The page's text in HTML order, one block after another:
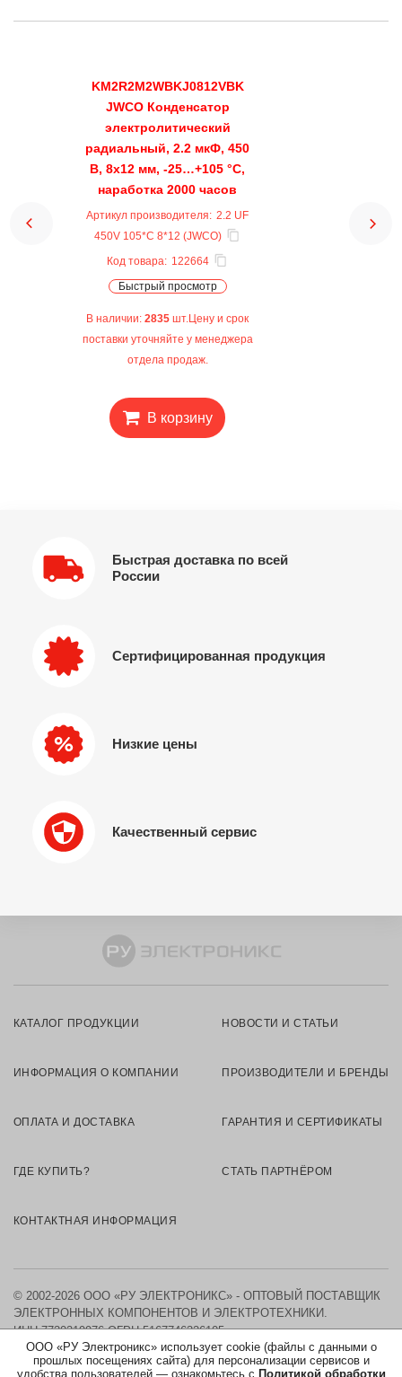
KM2R2M2WBKJ0812VBK
JWCO Конденсатор
электролитический
радиальный, 2.2 мкФ, 450
В, 8х12 мм, -25…+105 °C,
наработка 2000 часов
Артикул производителя: 2.2 UF
450V 105*C 8*12 (JWCO)
Код товара: 122664
Быстрый просмотр
В наличии: 2835 шт.Цену и срок
поставки уточняйте у менеджера
отдела продаж.
В корзину
Быстрая доставка по всей
России
Сертифицированная продукция
Низкие цены
Качественный сервис
ООО «РУ Электроникс» использует cookie (файлы с данными о
прошлых посещениях сайта) для персонализации сервисов и
удобства пользователей — ознакомьтесь с Политикой обработки
КАТАЛОГ ПРОДУКЦИИ НОВОСТИ И СТАТЬИ
ИНФОРМАЦИЯ О КОМПАНИИ ПРОИЗВОДИТЕЛИ И БРЕНДЫ
ОПЛАТА И ДОСТАВКА ГАРАНТИЯ И СЕРТИФИКАТЫ
ГДЕ КУПИТЬ? СТАТЬ ПАРТНЁРОМ
КОНТАКТНАЯ ИНФОРМАЦИЯ
© 2002-2026 ООО «РУ ЭЛЕКТРОНИКС» - ОПТОВЫЙ ПОСТАВЩИК
ЭЛЕКТРОННЫХ КОМПОНЕНТОВ И ЭЛЕКТРОТЕХНИКИ.
ИНН 7730219976 ОГРН 5167746326105
КАРТА САЙТА